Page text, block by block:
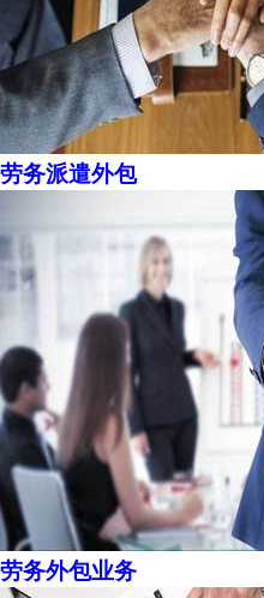
劳务派遣外包
劳务外包业务